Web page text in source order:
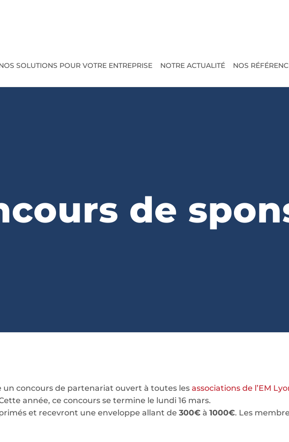
SOLUTIONS POUR VOTRE ENTREPRISE NOTRE ACTUALITÉ NOS
de
un concours de partenariat ouvert à toutes les associations de l’EM
année, ce concours se termine le lundi 16 mars.
et recevront une enveloppe allant de 300€ à 1000€. Les